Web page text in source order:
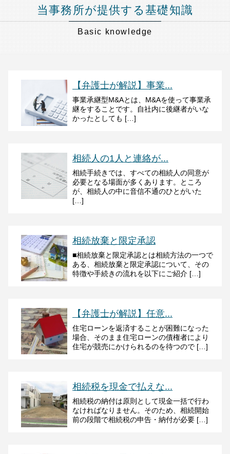
当事務所が提供する基礎知識
Basic knowledge
【弁護士が解説】事業...
事業承継型M&Aとは、M&Aを使って事業承
継をすることです。自社内に後継者がいな
かったとしても […]
相続人の1人と連絡が...
相続手続きでは、すべての相続人の同意が
必要となる場面が多くあります。ところ
が、相続人の中に音信不通のひとがいた
[…]
相続放棄と限定承認
■相続放棄と限定承認とは相続方法の一つで
ある、相続放棄と限定承認について、その
特徴や手続きの流れを以下にご紹介 […]
【弁護士が解説】任意...
住宅ローンを返済することが困難になった
場合、そのまま住宅ローンの債権者により
住宅が競売にかけられるのを待つので […]
相続税を現金で払えな...
相続税の納付は原則として現金一括で行わ
なければなりません。そのため、相続開始
前の段階で相続税の申告・納付が必要 […]